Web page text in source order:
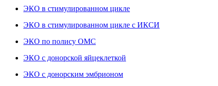
ЭКО в стимулированном цикле
ЭКО в стимулированном цикле с ИКСИ
ЭКО по полису ОМС
ЭКО с донорской яйцеклеткой
ЭКО с донорским эмбрионом